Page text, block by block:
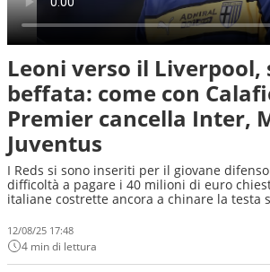
Leoni verso il Liverpool,
beffata: come con
Premier cancella Inter,
Juventus
I Reds si sono inseriti per il giovane
difficoltà a pagare i 40 milioni di euro
italiane costrette ancora a chinare la testa
12/08/25 17:48
4 min di lettura